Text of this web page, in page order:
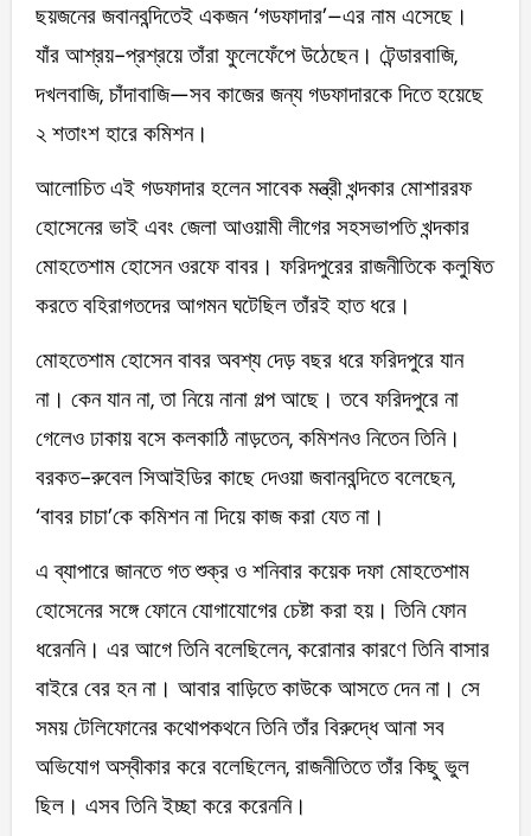
ছয়জনের জবানবন্দিতেই একজন ‘গডফাদার’–এর নাম এসেছে।
যাঁর আশ্রয়-প্রশ্রয়ে তাঁরা ফুলেফেঁপে উঠেছেন। টেন্ডারবাজি,
দখলবাজি, চাঁদাবাজি—সব কাজের জন্য গডফাদারকে দিতে হয়েছে
২ শতাংশ হারে কমিশন।
আলোচিত এই গডফাদার হলেন সাবেক মন্ত্রী খন্দকার মোশাররফ
হোসেনের ভাই এবং জেলা আওয়ামী লীগের সহসভাপতি খন্দকার
মোহতেশাম হোসেন ওরফে বাবর। ফরিদপুরের রাজনীতিকে কলুষিত
করতে বহিরাগতদের আগমন ঘটেছিল তাঁরই হাত ধরে।
মোহতেশাম হোসেন বাবর অবশ্য দেড় বছর ধরে ফরিদপুরে যান
না। কেন যান না, তা নিয়ে নানা গল্প আছে। তবে ফরিদপুরে না
গেলেও ঢাকায় বসে কলকাঠি নাড়তেন, কমিশনও নিতেন তিনি।
বরকত-রুবেল সিআইডির কাছে দেওয়া জবানবন্দিতে বলেছেন,
‘বাবর চাচা’কে কমিশন না দিয়ে কাজ করা যেত না।
এ ব্যাপারে জানতে গত শুক্র ও শনিবার কয়েক দফা মোহতেশাম
হোসেনের সঙ্গে ফোনে যোগাযোগের চেষ্টা করা হয়। তিনি ফোন
ধরেননি। এর আগে তিনি বলেছিলেন, করোনার কারণে তিনি বাসার
বাইরে বের হন না। আবার বাড়িতে কাউকে আসতে দেন না। সে
সময় টেলিফোনের কথোপকথনে তিনি তাঁর বিরুদ্ধে আনা সব
অভিযোগ অস্বীকার করে বলেছিলেন, রাজনীতিতে তাঁর কিছু ভুল
ছিল। এসব তিনি ইচ্ছা করে করেননি।